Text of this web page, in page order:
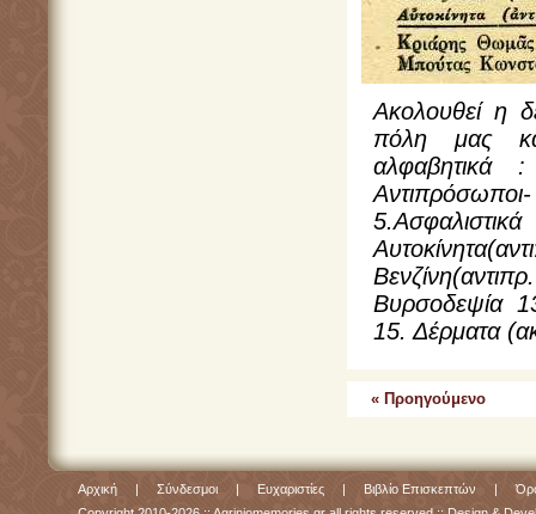
Ακολουθεί η
πόλη μας
αλφαβητικά
Βυρσοδεψία
15. Δέρματα
« Προηγούμενο
Αρχική | Σύνδεσμοι | Ευχαριστίες | Βιβλίο Επισκεπτών |